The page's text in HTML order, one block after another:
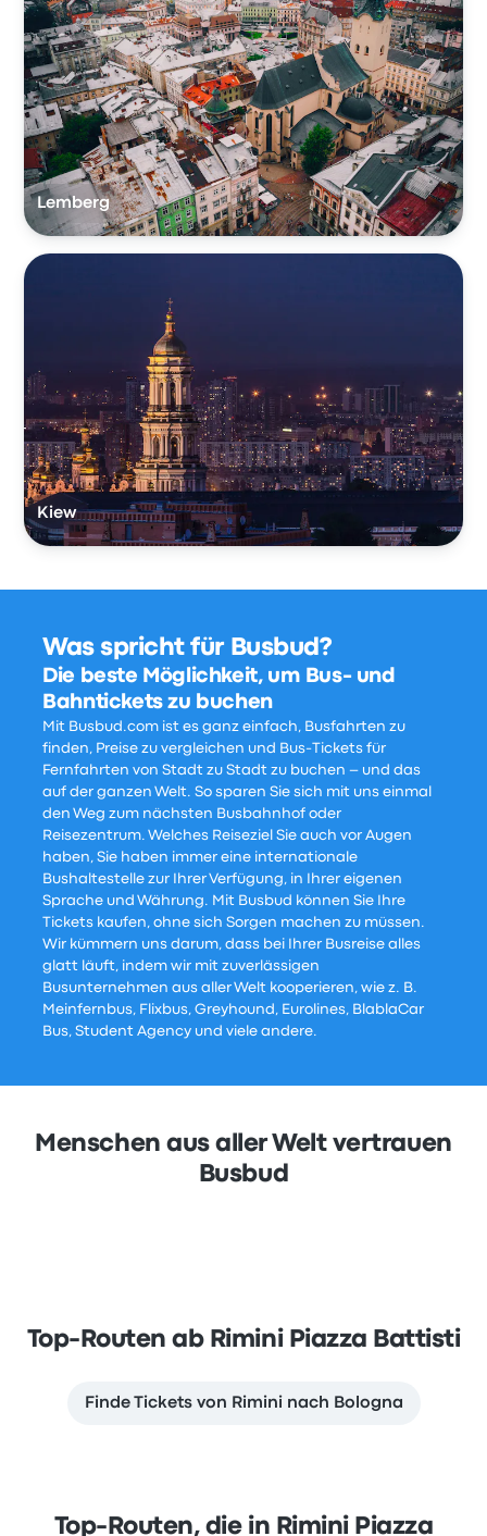
Lemberg
Kiew
Was spricht für Busbud?
Die beste Möglichkeit, um Bus- und
Bahntickets zu buchen
Mit Busbud.com ist es ganz einfach, Busfahrten zu
finden, Preise zu vergleichen und Bus-Tickets für
Fernfahrten von Stadt zu Stadt zu buchen – und das
auf der ganzen Welt. So sparen Sie sich mit uns einmal
den Weg zum nächsten Busbahnhof oder
Reisezentrum. Welches Reiseziel Sie auch vor Augen
haben, Sie haben immer eine internationale
Bushaltestelle zur Ihrer Verfügung, in Ihrer eigenen
Sprache und Währung. Mit Busbud können Sie Ihre
Tickets kaufen, ohne sich Sorgen machen zu müssen.
Wir kümmern uns darum, dass bei Ihrer Busreise alles
glatt läuft, indem wir mit zuverlässigen
Busunternehmen aus aller Welt kooperieren, wie z. B.
Meinfernbus, Flixbus, Greyhound, Eurolines, BlablaCar
Bus, Student Agency und viele andere.
Menschen aus aller Welt vertrauen
Busbud
Top-Routen ab Rimini Piazza Battisti
Finde Tickets von Rimini nach Bologna
Top-Routen, die in Rimini Piazza